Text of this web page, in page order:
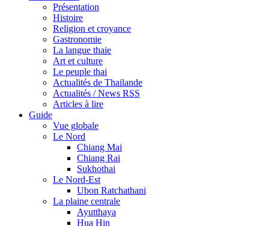
Présentation
Histoire
Religion et croyance
Gastronomie
La langue thaie
Art et culture
Le peuple thai
Actualités de Thailande
Actualités / News RSS
Articles à lire
Guide
Vue globale
Le Nord
Chiang Mai
Chiang Rai
Sukhothai
Le Nord-Est
Ubon Ratchathani
La plaine centrale
Ayutthaya
Hua Hin